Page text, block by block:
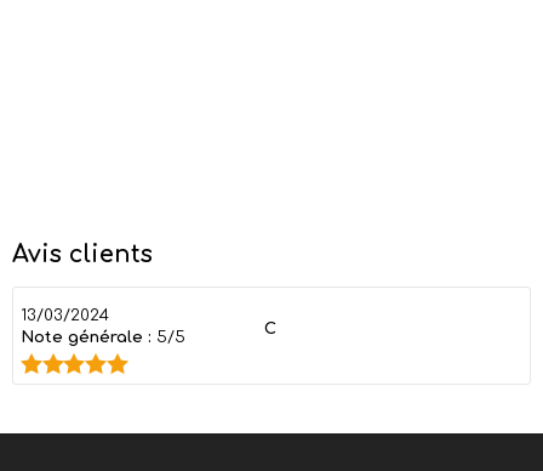
Avis clients
13/03/2024
Note générale : 5/5 C